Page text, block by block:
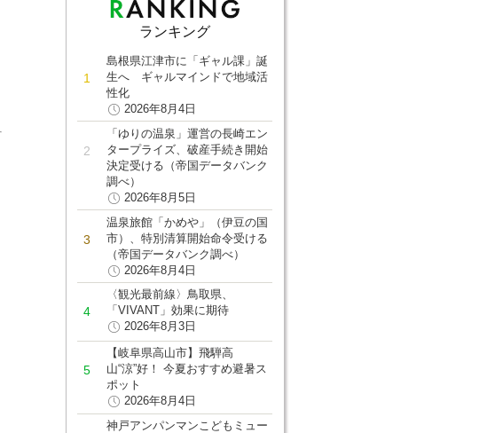
ランキング
島根県江津市に「ギャル課」誕
生へ ギャルマインドで地域活
性化
2026年8月4日
「ゆりの温泉」運営の長崎エン
タープライズ、破産手続き開始
決定受ける（帝国データバンク
調べ）
2026年8月5日
温泉旅館「かめや」（伊豆の国
市）、特別清算開始命令受ける
（帝国データバンク調べ）
2026年8月4日
〈観光最前線〉鳥取県、
「VIVANT」効果に期待
2026年8月3日
【岐阜県高山市】飛騨高
山“涼”好！ 今夏おすすめ避暑ス
ポット
2026年8月4日
神戸アンパンマンこどもミュー